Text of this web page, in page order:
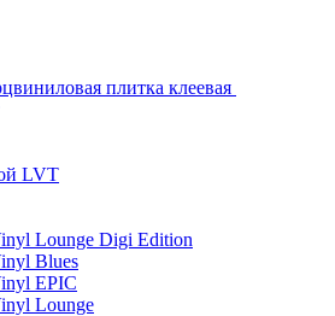
плитка клеевая
LVT
Lounge Digi Edition
Blues
EPIC
Lounge